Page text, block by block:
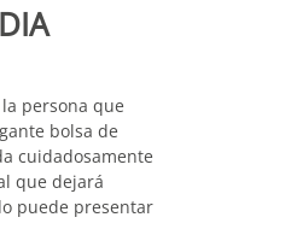
persona que
bolsa de
cuidadosamente
que dejará
puede presentar